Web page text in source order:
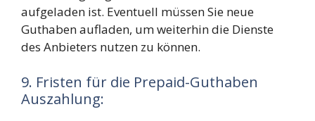
aufgeladen ist. Eventuell müssen Sie neue
Guthaben aufladen, um weiterhin die Dienste
des Anbieters nutzen zu können.
9. Fristen für die Prepaid-Guthaben
Auszahlung: